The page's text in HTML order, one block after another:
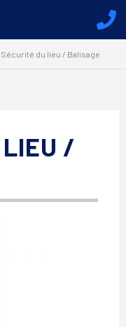
Sécurité du lieu / Balisage
LIEU /